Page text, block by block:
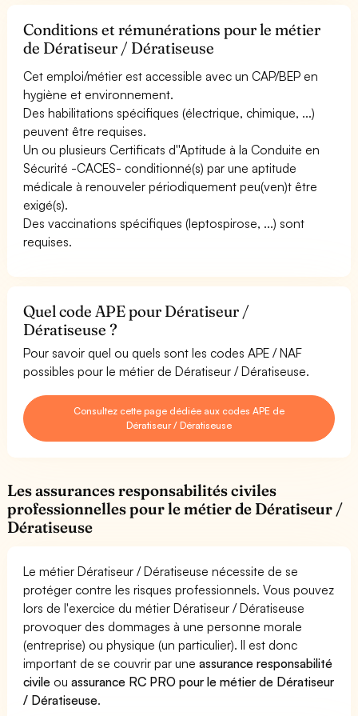
Conditions et rémunérations pour le métier
de Dératiseur / Dératiseuse
Cet emploi/métier est accessible avec un CAP/BEP en
hygiène et environnement.
Des habilitations spécifiques (électrique, chimique, ...)
peuvent être requises.
Un ou plusieurs Certificats d''Aptitude à la Conduite en
Sécurité -CACES- conditionné(s) par une aptitude
médicale à renouveler périodiquement peu(ven)t être
exigé(s).
Des vaccinations spécifiques (leptospirose, ...) sont
requises.
Quel code APE pour Dératiseur /
Dératiseuse ?
Pour savoir quel ou quels sont les codes APE / NAF
possibles pour le métier de Dératiseur / Dératiseuse.
Consultez cette page dédiée aux codes APE de
Dératiseur / Dératiseuse
Les assurances responsabilités civiles
professionnelles pour le métier de Dératiseur /
Dératiseuse
Le métier Dératiseur / Dératiseuse nécessite de se
protéger contre les risques professionnels. Vous pouvez
lors de l'exercice du métier Dératiseur / Dératiseuse
provoquer des dommages à une personne morale
(entreprise) ou physique (un particulier). Il est donc
important de se couvrir par uneassurance responsabilité
civile ouassurance RC PRO pour le métier de Dératiseur
/ Dératiseuse.